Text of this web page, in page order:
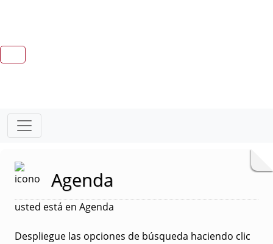
Agenda
usted está en Agenda
Despliegue las opciones de búsqueda haciendo clic